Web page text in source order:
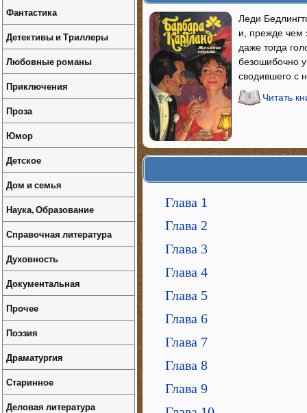
Леди
и, прежде чем
даже тогда
безошибочно
сводившего с
Читать
Глава 1
Глава 2
Глава 3
Глава 4
Глава 5
Глава 6
Глава 7
Глава 8
Глава 9
Фантастика
Детективы и Триллеры
Любовные романы
Приключения
Проза
Юмор
Детское
Дом и семья
Наука, Образование
Справочная литература
Духовность
Документальная
Прочее
Поэзия
Драматургия
Старинное
Деловая литература